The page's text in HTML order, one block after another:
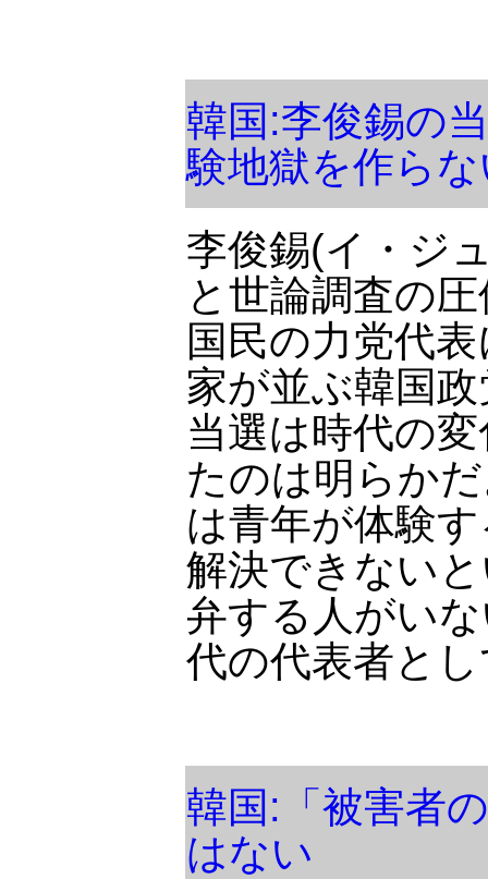
韓国:李俊錫の
験地獄を作ら
李俊錫(イ・ジ
と世論調査の
国民の力党代
家が並ぶ韓国
当選は時代の
たのは明らか
は青年が体験
解決できない
弁する人がい
代の代表者と
韓国:「被害者
はない